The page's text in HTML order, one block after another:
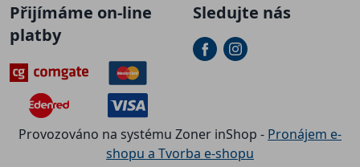
Přijímáme on-line
platby
Sledujte nás
Provozováno na systému Zoner inShop - Pronájem e-
shopu a Tvorba e-shopu